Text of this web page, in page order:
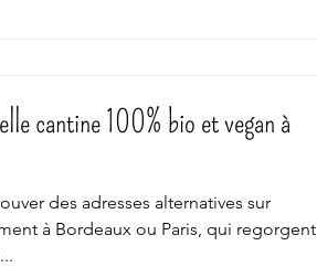
cantine 100% bio et vegan à
des adresses alternatives sur
à Bordeaux ou Paris, qui regorgent